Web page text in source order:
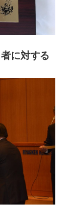
に対する